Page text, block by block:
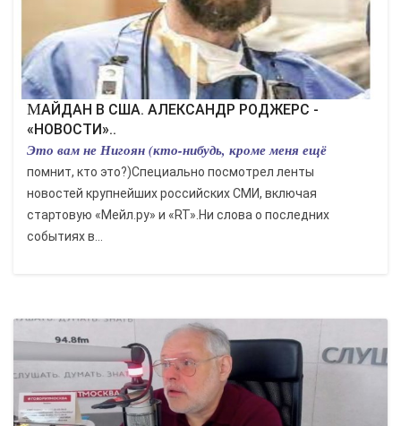
МАЙДАН В США. АЛЕКСАНДР РОДЖЕРС -
«НОВОСТИ»..
Это вам не Нигоян (кто-нибудь, кроме меня ещё
помнит, кто это?)Специально посмотрел ленты
новостей крупнейших российских СМИ, включая
стартовую «Мейл.ру» и «RT».Ни слова о последних
событиях в...